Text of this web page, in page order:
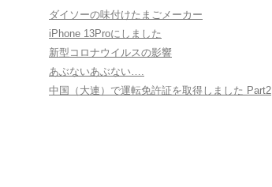
ダイソーの味付けたまごメーカー
iPhone 13Proにしました
新型コロナウイルスの影響
あぶないあぶない….
中国（大連）で運転免許証を取得しました Part2